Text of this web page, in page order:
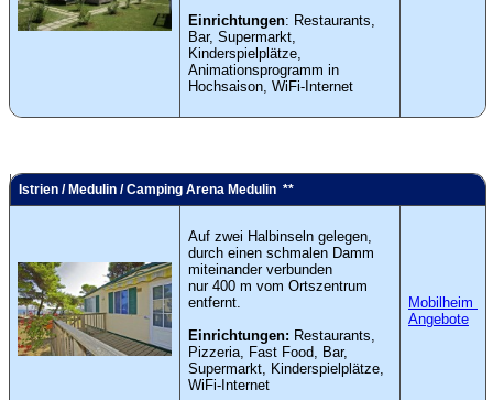
Einrichtungen: Restaurants,
Bar, Supermarkt,
Kinderspielplätze,
Animationsprogramm in
Hochsaison, WiFi-Internet
Istrien / Medulin / Camping Arena Medulin **
Auf zwei Halbinseln gelegen,
durch einen schmalen Damm
miteinander verbunden
nur 400 m vom Ortszentrum
entfernt.
Einrichtungen: Restaurants,
Pizzeria, Fast Food, Bar,
Supermarkt, Kinderspielplätze,
WiFi-Internet
Mobilheim
Angebote